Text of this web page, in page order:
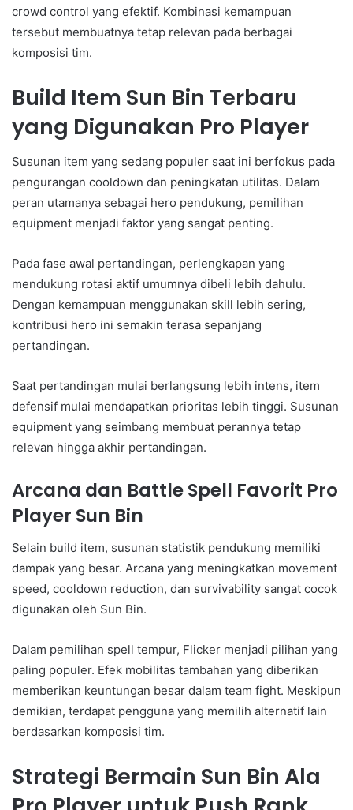
crowd control yang efektif. Kombinasi kemampuan
tersebut membuatnya tetap relevan pada berbagai
komposisi tim.
Build Item Sun Bin Terbaru
yang Digunakan Pro Player
Susunan item yang sedang populer saat ini berfokus pada
pengurangan cooldown dan peningkatan utilitas. Dalam
peran utamanya sebagai hero pendukung, pemilihan
equipment menjadi faktor yang sangat penting.
Pada fase awal pertandingan, perlengkapan yang
mendukung rotasi aktif umumnya dibeli lebih dahulu.
Dengan kemampuan menggunakan skill lebih sering,
kontribusi hero ini semakin terasa sepanjang
pertandingan.
Saat pertandingan mulai berlangsung lebih intens, item
defensif mulai mendapatkan prioritas lebih tinggi. Susunan
equipment yang seimbang membuat perannya tetap
relevan hingga akhir pertandingan.
Arcana dan Battle Spell Favorit Pro
Player Sun Bin
Selain build item, susunan statistik pendukung memiliki
dampak yang besar. Arcana yang meningkatkan movement
speed, cooldown reduction, dan survivability sangat cocok
digunakan oleh Sun Bin.
Dalam pemilihan spell tempur, Flicker menjadi pilihan yang
paling populer. Efek mobilitas tambahan yang diberikan
memberikan keuntungan besar dalam team fight. Meskipun
demikian, terdapat pengguna yang memilih alternatif lain
berdasarkan komposisi tim.
Strategi Bermain Sun Bin Ala